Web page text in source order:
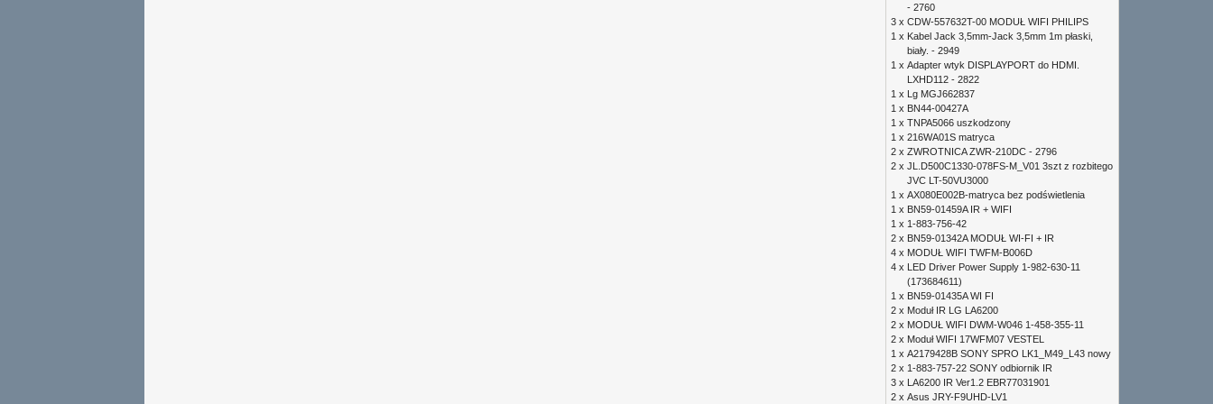
- 2760
3 x CDW-557632T-00 MODUŁ WIFI PHILIPS
1 x Kabel Jack 3,5mm-Jack 3,5mm 1m płaski,
biały. - 2949
1 x Adapter wtyk DISPLAYPORT do HDMI.
LXHD112 - 2822
1 x
Lg MGJ662837
1 x BN44-00427A
1 x TNPA5066 uszkodzony
1 x 216WA01S matryca
2 x ZWROTNICA ZWR-210DC - 2796
2 x JL.D500C1330-078FS-M_V01 3szt z rozbitego
JVC LT-50VU3000
1 x AX080E002B-matryca bez podświetlenia
1 x BN59-01459A IR + WIFI
1 x 1-883-756-42
2 x BN59-01342A MODUŁ WI-FI + IR
4 x MODUŁ WIFI TWFM-B006D
4 x
LED Driver Power Supply 1-982-630-11
(173684611)
1 x BN59-01435A WI FI
2 x Moduł IR LG LA6200
2 x MODUŁ WIFI DWM-W046 1-458-355-11
2 x Moduł WIFI 17WFM07 VESTEL
1 x A2179428B SONY SPRO LK1_M49_L43 nowy
2 x 1-883-757-22 SONY odbiornik IR
3 x
LA6200 IR Ver1.2 EBR77031901
2 x Asus JRY-F9UHD-LV1